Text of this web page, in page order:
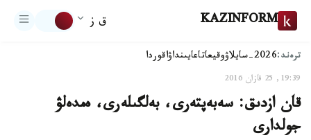
KAZINFORM ق ز
ترەند:2026-سايلاۋ وقيعاتاعايىنداۋاقوردا
19:39, 25 قازان 2016
قان ازدىق: سەبەپتەرى، بەلگىلەرى، ەمدەلۋ
جولدارى